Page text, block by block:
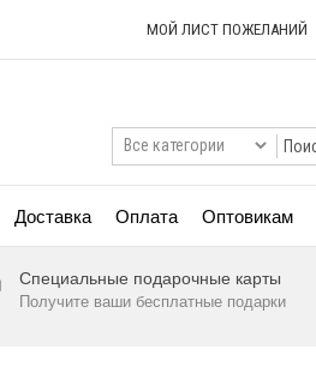
МОЙ ЛИСТ ПОЖЕЛАНИЙ
Доставка Оплата Оптовикам
Специальные подарочные карты
Получите ваши бесплатные подарки